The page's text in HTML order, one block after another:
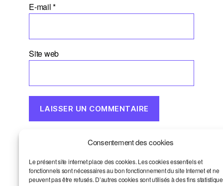
Consentement des cookies
Le présent site internet place des cookies. Les cookies essentiels et
fonctionnels sont nécessaires au bon fonctionnement du site Internet et ne
peuvent pas être refusés. D’autres cookies sont utilisés à des fins
E-mail*
Site web
Dernières chroniques